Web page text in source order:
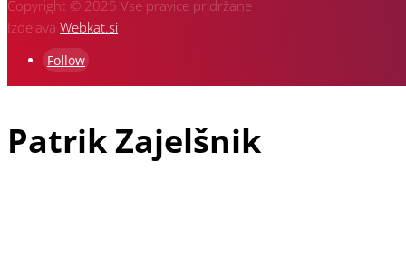
Copyright © 2025 Vse pravice pridržane
Izdelava Webkat.si
Follow
Patrik Zajelšnik